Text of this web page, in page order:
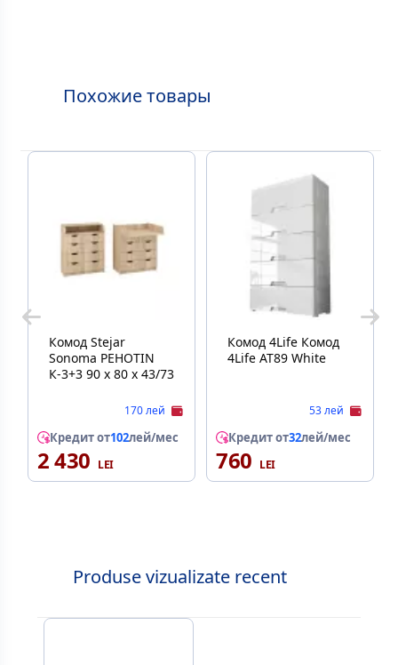
Похожие товары
Комод Stejar
Sonoma PEHOTIN
К-3+3 90 x 80 x 43/73
170 лей
Кредит от102лей/мес
2 430
Комод 4Life Комод
4Life AT89 White
53 лей
Кредит от32лей/мес
760
Produse vizualizate recent